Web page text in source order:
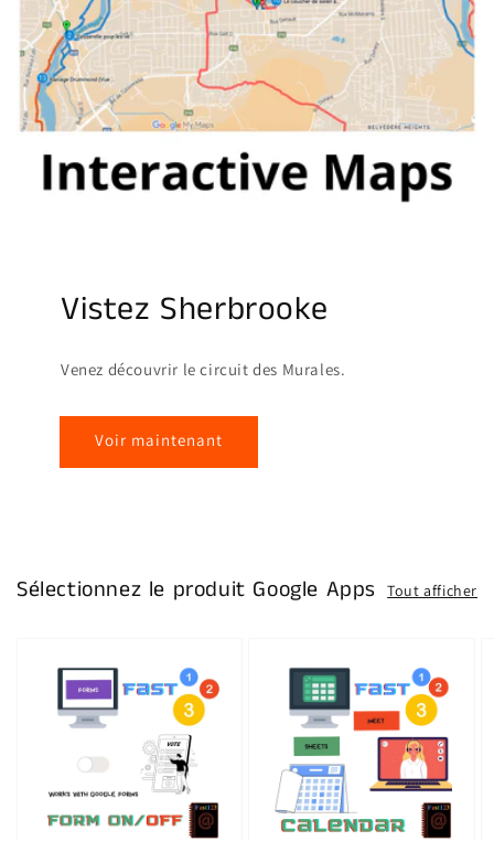
Vistez Sherbrooke
Venez découvrir le circuit des Murales.
Voir maintenant
Sélectionnez le produit Google Apps Tout afficher